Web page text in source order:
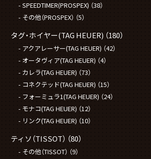
SPEEDTIMER(PROSPEX) （38）
その他（PROSPEX） （5）
タグ・ホイヤー(TAG HEUER) （180）
アクアレーサー(TAG HEUER) （42）
オータヴィア(TAG HEUER) （4）
カレラ(TAG HEUER) （73）
コネクテッド(TAG HEUER) （15）
フォーミュラ1(TAG HEUER) （24）
モナコ(TAG HEUER) （12）
リンク(TAG HEUER) （10）
ティソ（TISSOT） （80）
その他（TISSOT） （9）